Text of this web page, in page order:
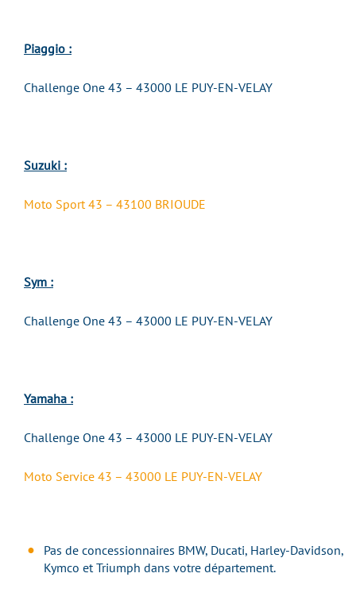
Piaggio :
Challenge One 43 – 43000 LE PUY-EN-VELAY
Suzuki :
Moto Sport 43 – 43100 BRIOUDE
Sym :
Challenge One 43 – 43000 LE PUY-EN-VELAY
Yamaha :
Challenge One 43 – 43000 LE PUY-EN-VELAY
Moto Service 43 – 43000 LE PUY-EN-VELAY
Pas de concessionnaires BMW, Ducati, Harley-Davidson,
Kymco et Triumph dans votre département.